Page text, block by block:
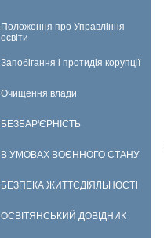
Положення про Управління
освіти
Запобігання і протидія корупції
Очищення влади
БЕЗБАР'ЄРНІСТЬ
В УМОВАХ ВОЄННОГО СТАНУ
БЕЗПЕКА ЖИТТЄДІЯЛЬНОСТІ
ОСВІТЯНСЬКИЙ ДОВІДНИК